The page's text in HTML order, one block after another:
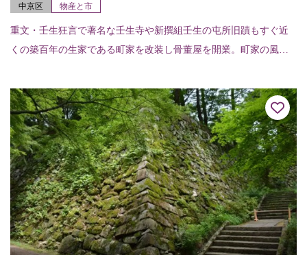
中京区 物産と市
重文・壬生狂言で著名な壬生寺や新撰組壬生の屯所旧蹟もすぐ近
くの築百年の生家である町家を改装し骨董屋を開業。町家の風情
楽しめる普段使いの骨...